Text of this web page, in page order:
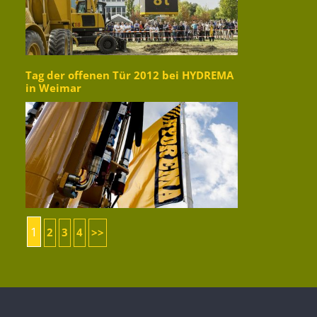
Tag der offenen Tür 2012 bei HYDREMA
in Weimar
1 2 3 4 >>